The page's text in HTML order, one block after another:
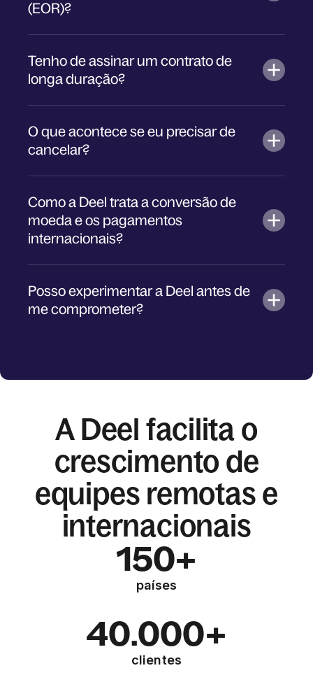
(EOR)?
Tenho de assinar um contrato de
longa duração?
O que acontece se eu precisar de
cancelar?
Como a Deel trata a conversão de
moeda e os pagamentos
internacionais?
Posso experimentar a Deel antes de
me comprometer?
A Deel facilita o
crescimento de
equipes remotas e
internacionais
150+
países
40.000+
clientes